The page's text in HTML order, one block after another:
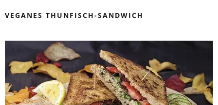
VEGANES THUNFISCH-SANDWICH